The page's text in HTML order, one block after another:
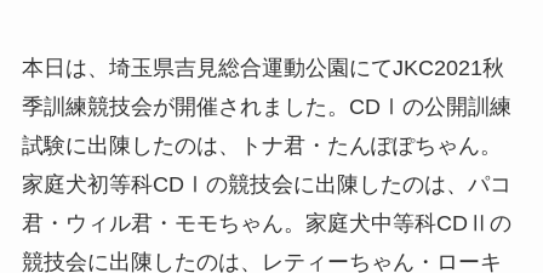
本日は、埼玉県吉見総合運動公園にてJKC2021秋
季訓練競技会が開催されました。CDⅠの公開訓練
試験に出陳したのは、トナ君・たんぽぽちゃん。
家庭犬初等科CDⅠの競技会に出陳したのは、パコ
君・ウィル君・モモちゃん。家庭犬中等科CDⅡの
競技会に出陳したのは、レティーちゃん・ローキ